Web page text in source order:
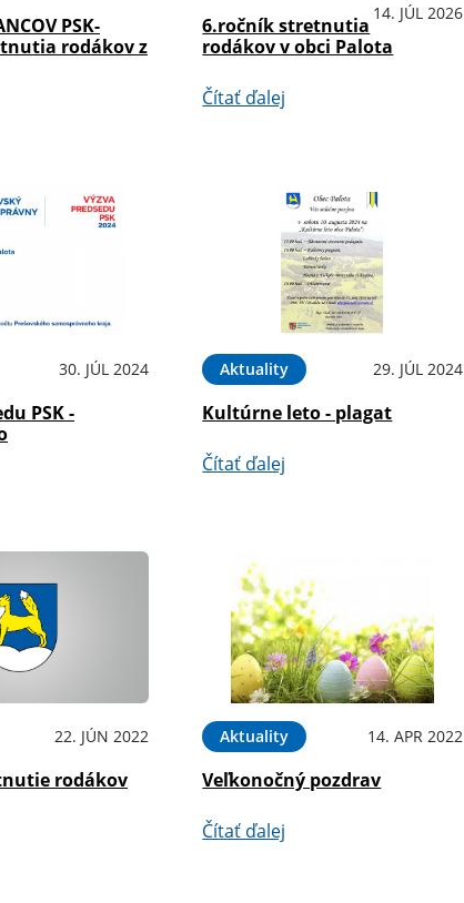
PSK-
rodákov z
14. JÚL 2026
6.ročník stretnutia
rodákov v obci Palota
Čítať ďalej
30. JÚL 2024
PSK -
Aktuality 29. JÚL 2024
Kultúrne leto - plagat
Čítať ďalej
22. JÚN 2022
rodákov
Aktuality 14. APR 2022
Veľkonočný pozdrav
Čítať ďalej